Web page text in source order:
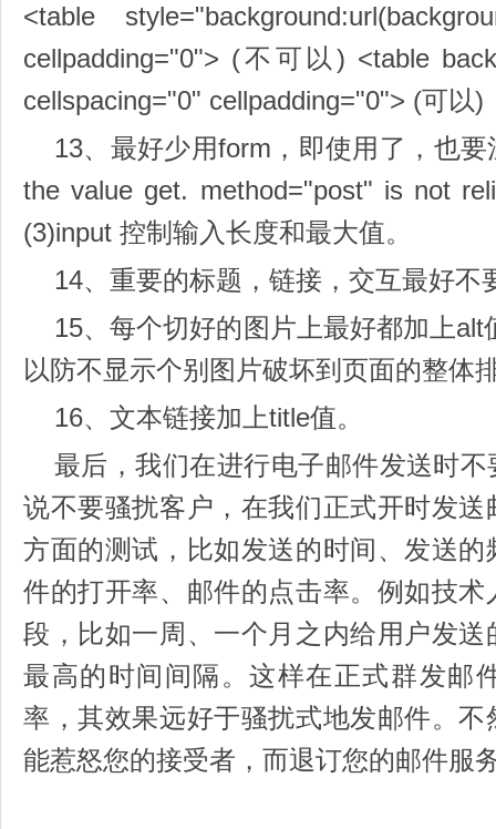
<table
cellpadding="0"> (不可以) <table
cellspacing="0" cellpadding="0"> (可以)
13、最好少用form，即使用了，也
the value get. method="post" is not
(3)input 控制输入长度和最大值。
14、重要的标题，链接，交互最好不
15、每个切好的图片上最好都加上
以防不显示个别图片破坏到页面的整体
16、文本链接加上title值。
最后，我们在进行电子邮件发送时
说不要骚扰客户，在我们正式开时发
方面的测试，比如发送的时间、发送
件的打开率、邮件的点击率。例如技
段，比如一周、一个月之内给用户发
最高的时间间隔。这样在正式群发邮
率，其效果远好于骚扰式地发邮件。
能惹怒您的接受者，而退订您的邮件服